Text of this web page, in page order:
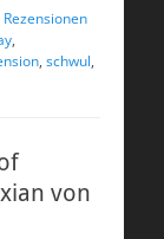
Rezensionen
,
, schwul,
von